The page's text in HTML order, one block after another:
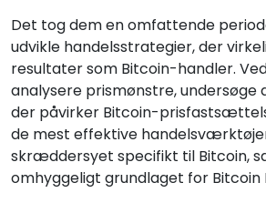
Det tog dem en omfattende
udvikle handelsstrategier, der
resultater som Bitcoin-handler.
analysere prismønstre, undersøge
der påvirker Bitcoin-
de mest effektive
skræddersyet specifikt til Bitcoin,
omhyggeligt grundlaget for Bitcoin